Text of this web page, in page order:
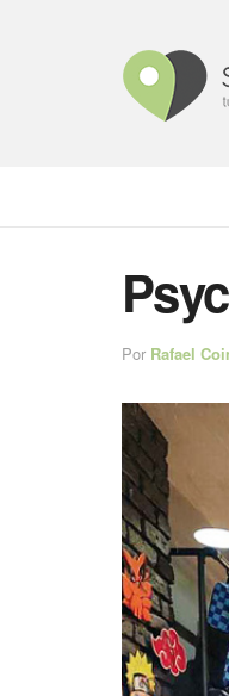
Por Rafael